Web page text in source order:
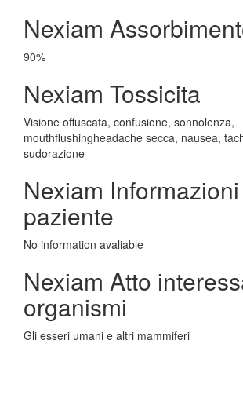
Nexiam
90%
Nexiam Tossicita
Visione offuscata, confusione, sonnolenza,
mouthflushingheadache secca, nausea,
sudorazione
Nexiam Informazioni
paziente
No information avaliable
Nexiam Atto
organismi
Gli esseri umani e altri mammiferi